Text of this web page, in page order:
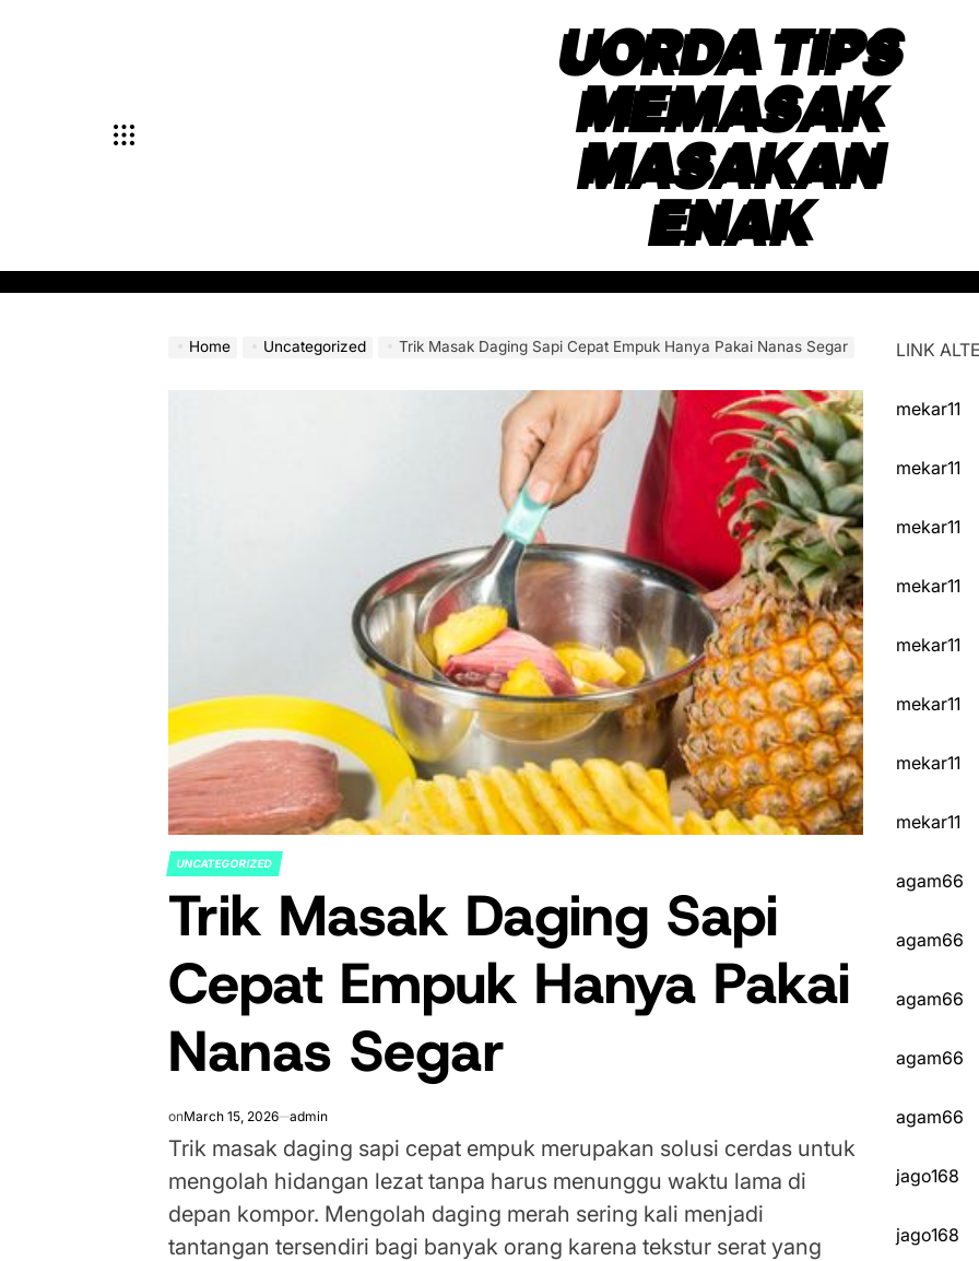
UORDA TIPS
MEMASAK
MASAKAN
ENAK
Home Uncategorized Trik Masak Daging Sapi Cepat Empuk Hanya Pakai Nanas Segar
POSTED
UNCATEGORIZED
Trik Masak Daging Sapi
Cepat Empuk Hanya Pakai
Nanas Segar
onMarch 15, 2026 admin
Trik masak daging sapi cepat empuk merupakan solusi cerdas untuk
mengolah hidangan lezat tanpa harus menunggu waktu lama di
depan kompor. Mengolah daging merah sering kali menjadi
tantangan tersendiri bagi banyak orang karena tekstur serat yang
LINK
mekar11
mekar11
mekar11
mekar11
mekar11
mekar11
mekar11
mekar11
agam66
agam66
agam66
agam66
agam66
jago168
jago168